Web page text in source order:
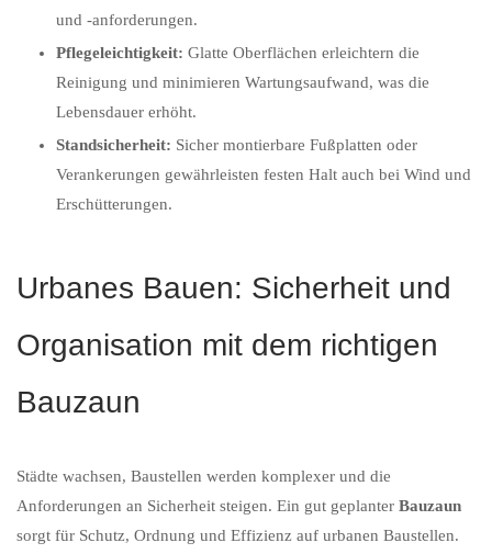
und -anforderungen.
Pflegeleichtigkeit: Glatte Oberflächen erleichtern die
Reinigung und minimieren Wartungsaufwand, was die
Lebensdauer erhöht.
Standsicherheit: Sicher montierbare Fußplatten oder
Verankerungen gewährleisten festen Halt auch bei Wind und
Erschütterungen.
Urbanes Bauen: Sicherheit und
Organisation mit dem richtigen
Bauzaun
Städte wachsen, Baustellen werden komplexer und die
Anforderungen an Sicherheit steigen. Ein gut geplanter Bauzaun
sorgt für Schutz, Ordnung und Effizienz auf urbanen Baustellen.